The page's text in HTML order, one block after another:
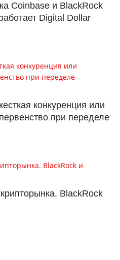
Coinbase и BlackRock
Digital Dollar
конкуренция или
при переделе
BlackRock